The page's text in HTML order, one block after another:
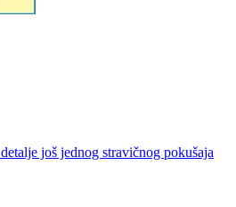
još jednog stravičnog pokušaja